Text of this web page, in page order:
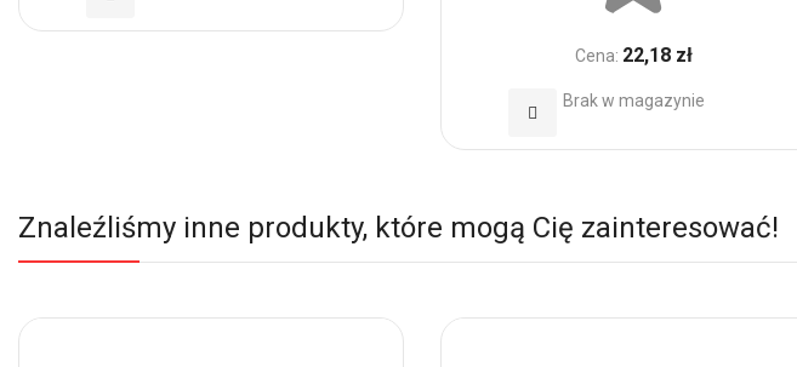
Cena: 22,18 zł
Brak w magazynie
Dodaj
Znaleźliśmy inne produkty, które mogą Cię zainteresować!